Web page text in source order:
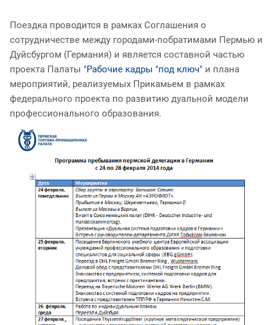
Поездка проводится в рамках Соглашения о
сотрудничестве между городами-побратимами Пермью и
Дуйсбургом (Германия) и является составной частью
проекта Палаты "Рабочие кадры "под ключ" и плана
мероприятий, реализуемых Прикамьем в рамках
федерального проекта по развитию дуальной модели
профессионального образования.